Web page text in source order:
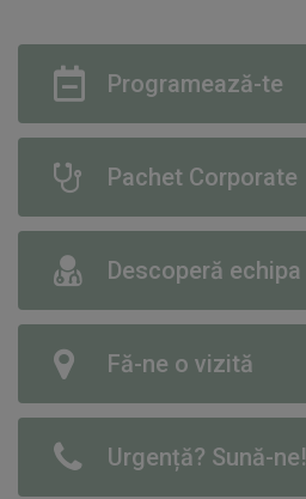
Programează-te
Pachet Corporate
Descoperă echipa
Fă-ne o vizită
Urgență? Sună-ne!